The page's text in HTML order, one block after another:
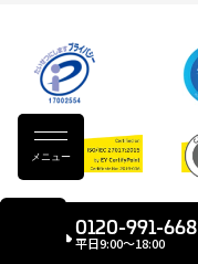
メニュー
0120-991-668
平日9:00〜18:00